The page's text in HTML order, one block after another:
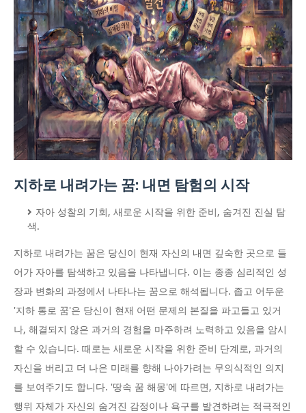
지하로 내려가는 꿈: 내면 탐험의 시작
자아 성찰의 기회, 새로운 시작을 위한 준비, 숨겨진 진실 탐
색.
지하로 내려가는 꿈은 당신이 현재 자신의 내면 깊숙한 곳으로 들
어가 자아를 탐색하고 있음을 나타냅니다. 이는 종종 심리적인 성
장과 변화의 과정에서 나타나는 꿈으로 해석됩니다. 좁고 어두운
'지하 통로 꿈'은 당신이 현재 어떤 문제의 본질을 파고들고 있거
나, 해결되지 않은 과거의 경험을 마주하려 노력하고 있음을 암시
할 수 있습니다. 때로는 새로운 시작을 위한 준비 단계로, 과거의
자신을 버리고 더 나은 미래를 향해 나아가려는 무의식적인 의지
를 보여주기도 합니다. '땅속 꿈 해몽'에 따르면, 지하로 내려가는
행위 자체가 자신의 숨겨진 감정이나 욕구를 발견하려는 적극적인